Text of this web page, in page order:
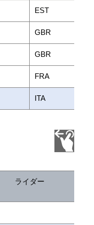
EST
GBR
GBR
FRA
ITA
ライダー